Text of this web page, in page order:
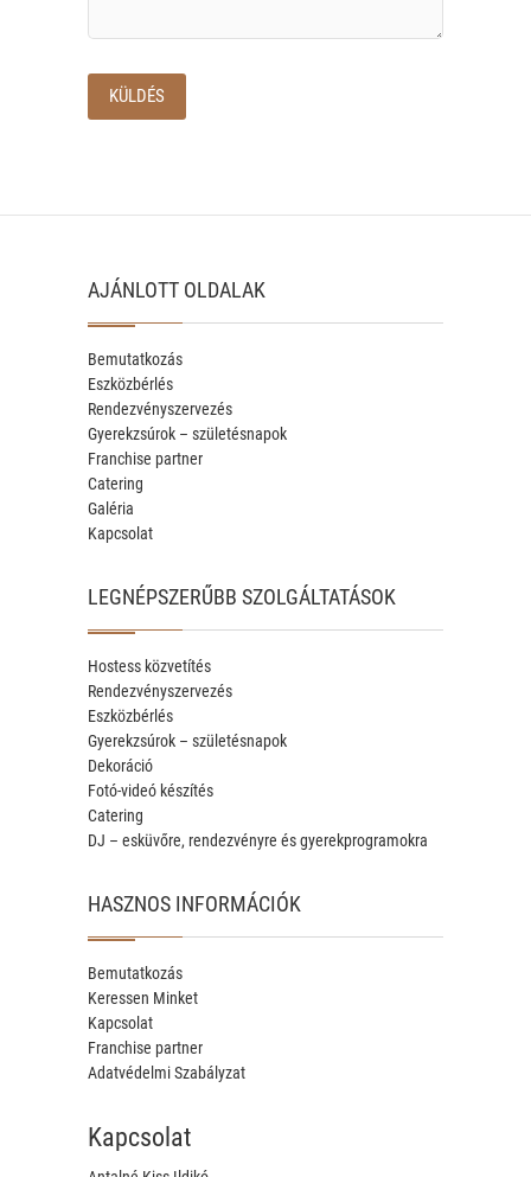
AJÁNLOTT OLDALAK
Bemutatkozás
Eszközbérlés
Rendezvényszervezés
Gyerekzsúrok – születésnapok
Franchise partner
Catering
Galéria
Kapcsolat
LEGNÉPSZERŰBB SZOLGÁLTATÁSOK
Hostess közvetítés
Rendezvényszervezés
Eszközbérlés
Gyerekzsúrok – születésnapok
Dekoráció
Fotó-videó készítés
Catering
DJ – esküvőre, rendezvényre és gyerekprogramokra
HASZNOS INFORMÁCIÓK
Bemutatkozás
Keressen Minket
Kapcsolat
Franchise partner
Adatvédelmi Szabályzat
Kapcsolat